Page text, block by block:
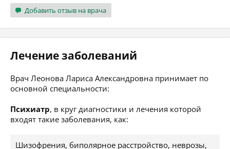
Добавить отзыв на врача
Лечение заболеваний
Врач Леонова Лариса Александровна принимает по
основной специальности:
Психиатр, в круг диагностики и лечения которой
входят такие заболевания, как:
Шизофрения, биполярное расстройство, неврозы,